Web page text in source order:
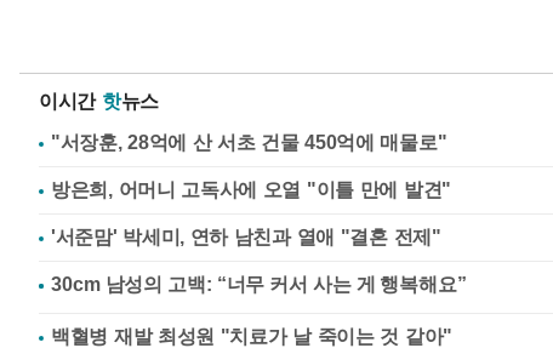
이시간 핫뉴스
"서장훈, 28억에 산 서초 건물 450억에 매물로"
방은희, 어머니 고독사에 오열 "이틀 만에 발견"
'서준맘' 박세미, 연하 남친과 열애 "결혼 전제"
백혈병 재발 최성원 "치료가 날 죽이는 것 같아"